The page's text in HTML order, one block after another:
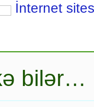
İnternet
bilər…